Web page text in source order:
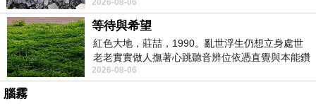
2026-08-06
等待與希望
紅色大地，莊喆，1990。亂世浮生仍想立身處世
老老實實做人撫著心跳聽音辨位依憑直覺與本能鑽
向裂隙的亮處探索另一個心聲另一個共鳴的
2026-08-06
腦霧